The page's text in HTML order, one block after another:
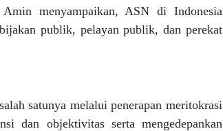
menyampaikan, ASN di Indonesia
publik, pelayan publik, dan perekat
satunya melalui penerapan meritokrasi
dan objektivitas serta mengedepankan